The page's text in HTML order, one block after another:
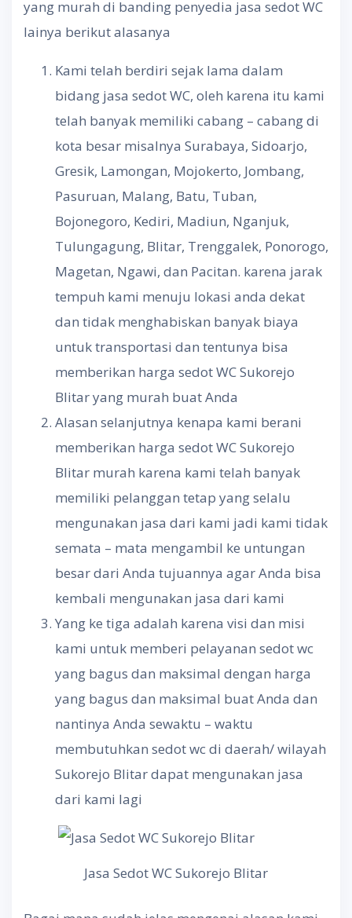
yang murah di banding penyedia jasa sedot WC
lainya berikut alasanya
Kami telah berdiri sejak lama dalam
bidang jasa sedot WC, oleh karena itu kami
telah banyak memiliki cabang – cabang di
kota besar misalnya Surabaya, Sidoarjo,
Gresik, Lamongan, Mojokerto, Jombang,
Pasuruan, Malang, Batu, Tuban,
Bojonegoro, Kediri, Madiun, Nganjuk,
Tulungagung, Blitar, Trenggalek, Ponorogo,
Magetan, Ngawi, dan Pacitan. karena jarak
tempuh kami menuju lokasi anda dekat
dan tidak menghabiskan banyak biaya
untuk transportasi dan tentunya bisa
memberikan harga sedot WC Sukorejo
Blitar yang murah buat Anda
Alasan selanjutnya kenapa kami berani
memberikan harga sedot WC Sukorejo
Blitar murah karena kami telah banyak
memiliki pelanggan tetap yang selalu
mengunakan jasa dari kami jadi kami tidak
semata – mata mengambil ke untungan
besar dari Anda tujuannya agar Anda bisa
kembali mengunakan jasa dari kami
Yang ke tiga adalah karena visi dan misi
kami untuk memberi pelayanan sedot wc
yang bagus dan maksimal dengan harga
yang bagus dan maksimal buat Anda dan
nantinya Anda sewaktu – waktu
membutuhkan sedot wc di daerah/ wilayah
Sukorejo Blitar dapat mengunakan jasa
dari kami lagi
Jasa Sedot WC Sukorejo Blitar